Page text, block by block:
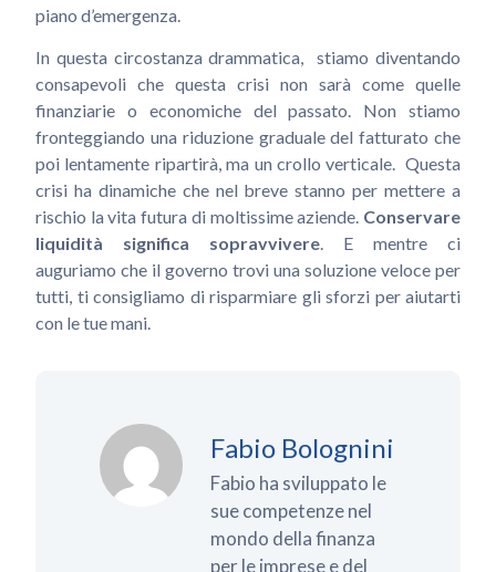
piano d’emergenza.
In questa circostanza drammatica, stiamo diventando
consapevoli che questa crisi non sarà come quelle
finanziarie o economiche del passato. Non stiamo
fronteggiando una riduzione graduale del fatturato che
poi lentamente ripartirà, ma un crollo verticale. Questa
crisi ha dinamiche che nel breve stanno per mettere a
rischio la vita futura di moltissime aziende. Conservare
liquidità significa sopravvivere. E mentre ci
auguriamo che il governo trovi una soluzione veloce per
tutti, ti consigliamo di risparmiare gli sforzi per aiutarti
con le tue mani.
Fabio Bolognini
Fabio ha sviluppato le
sue competenze nel
mondo della finanza
per le imprese e del